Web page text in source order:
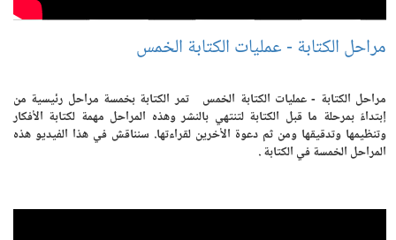
مراحل الكتابة - عمليات الكتابة الخمس
مراحل الكتابة - عمليات الكتابة الخمس تمر الكتابة بخمسة مراحل رئيسية من
إبتداءً بمرحلة ما قبل الكتابة لتنتهي بالنشر وهذه المراحل مهمة لكتابة الأفكار
وتنظيمها وتدقيقها ومن ثم دعوة الأخرين لقراءتها. سنناقش في هذا الفيديو هذه
المراحل الخمسة في الكتابة .